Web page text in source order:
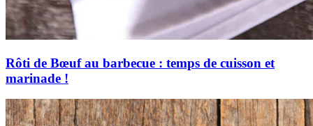
Rôti de Bœuf au barbecue : temps de cuisson et
marinade !